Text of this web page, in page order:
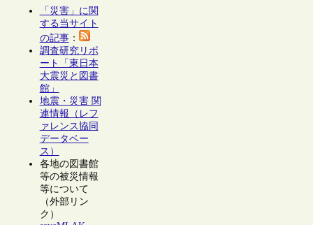
「災害」に関
する当サイト
の記事：
調査研究リポ
ート「東日本
大震災と図書
館」
地震・災害 関
連情報（レフ
ァレンス協同
データベー
ス）
各地の図書館
等の被災情報
等について
（外部リン
ク）